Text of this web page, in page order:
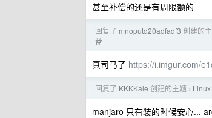
甚至补偿的还是有周限额的
回复了 mnoputd20adfadf3 创建的
益
真司马了 https://i.imgur.com/
回复了 KKKKale 创建的主题 › Linux
manjaro 只有装的时候安心...